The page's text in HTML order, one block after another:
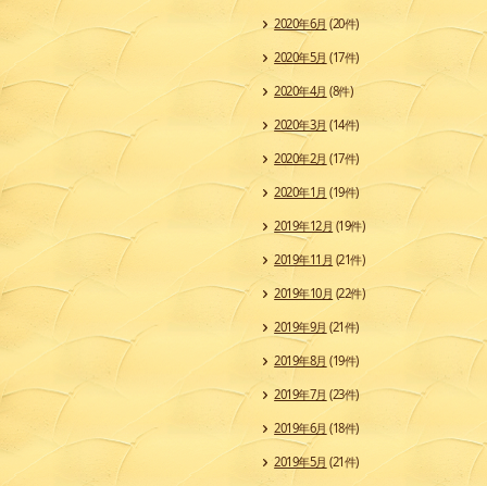
2020年6月 (20件)
2020年5月 (17件)
2020年4月 (8件)
2020年3月 (14件)
2020年2月 (17件)
2020年1月 (19件)
2019年12月 (19件)
2019年11月 (21件)
2019年10月 (22件)
2019年9月 (21件)
2019年8月 (19件)
2019年7月 (23件)
2019年6月 (18件)
2019年5月 (21件)